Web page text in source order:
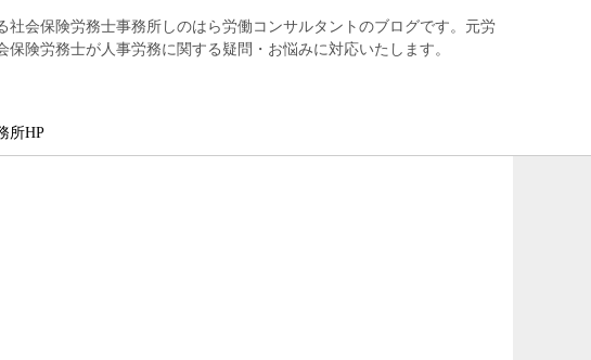
社会保険労務士事務所しのはら労働コンサルタントのブログです。元労
保険労務士が人事労務に関する疑問・お悩みに対応いたします。
所HP